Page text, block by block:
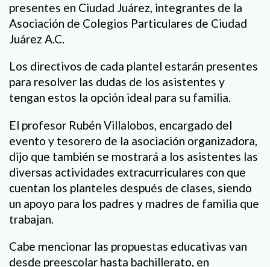
presentes en Ciudad Juárez, integrantes de la
Asociación de Colegios Particulares de Ciudad
Juárez A.C.
Los directivos de cada plantel estarán presentes
para resolver las dudas de los asistentes y
tengan estos la opción ideal para su familia.
El profesor Rubén Villalobos, encargado del
evento y tesorero de la asociación organizadora,
dijo que también se mostrará a los asistentes las
diversas actividades extracurriculares con que
cuentan los planteles después de clases, siendo
un apoyo para los padres y madres de familia que
trabajan.
Cabe mencionar las propuestas educativas van
desde preescolar hasta bachillerato, en